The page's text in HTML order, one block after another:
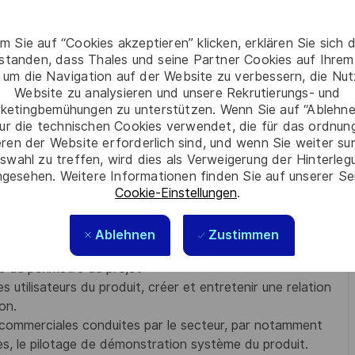
Sie auf “Cookies akzeptieren” klicken, erklären Sie sich
dass Thales und seine Partner Cookies auf
um die Navigation auf der Website zu verbessern, die
Website zu analysieren und unsere Rekrutierungs- und
zu unterstützen. Wenn Sie auf
die technischen Cookies verwendet, die für das
der Website erforderlich sind, und wenn Sie weiter
zu treffen, wird dies als Verweigerung der
Weitere Informationen finden Sie auf unserer
Cookie-Einstellungen.
Ablehnen Zustimmen
la stratégie générale de développement du produit et
et des investissements, en prenant en compte
en concertation avec les Projets Managers,
Managers.
projet, et de l’organisation
en pilotant l’EDM produit, afin d’assurer la tenue
des budgets, délais et qualité.
relation de proximité et une communication de
traitants et des partenaires en garantissant la
la Business Line
du périmètre du projet
utilisateurs du produit, créer et entretenir une relation
conduites par le secteur, par notamment
le pilotage de démonstration système du produit.